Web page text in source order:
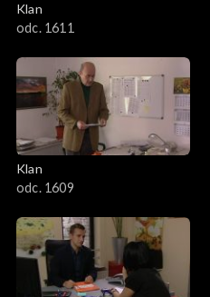
Klan
odc. 1611
Klan
odc. 1609